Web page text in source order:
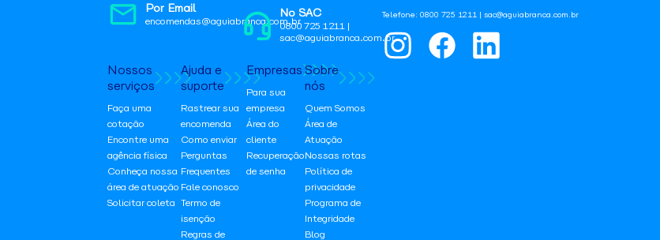
Telefone: 0800 725 1211 | sac@aguiabranca.com.br
Por Email
encomendas@aguiabranca.com.br
No SAC
0800 725 1211 |
sac@aguiabranca.com.br
Nossos
serviços
Faça uma
cotação
Encontre uma
agência física
Conheça nossa
área de atuação
Solicitar coleta
Ajuda e
suporte
Rastrear sua
encomenda
Como enviar
Perguntas
Frequentes
Fale conosco
Termo de
isenção
Regras de
Empresas
Para sua
empresa
Área do
cliente
Recuperação
de senha
Sobre
nós
Quem Somos
Área de
Atuação
Nossas rotas
Política de
privacidade
Programa de
Integridade
Blog